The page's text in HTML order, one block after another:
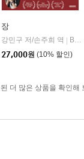
장
강민구 저/손주희 역
BOOKERS(북커스)
27,000원 (10% 할인)
더 많은 상품을 확인해